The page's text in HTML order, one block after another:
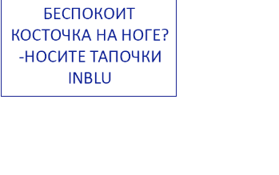
Американский суп из красной
фасоли с сальсой гуакамоле
Острый чечевичный суп с
кремом из петрушки
Суп с лапшой рамен в